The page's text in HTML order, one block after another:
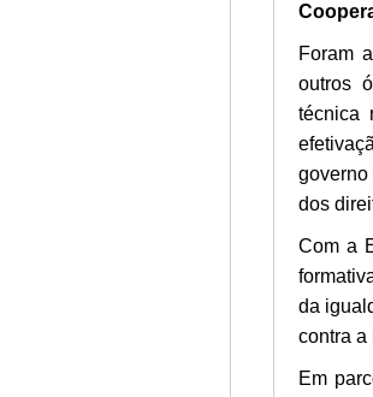
Foram
outros
técnica
governo
dos
Com a
da
contra a
Em